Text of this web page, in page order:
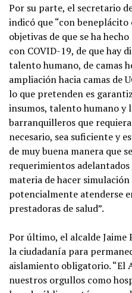
Por su parte, el secretario
indicó que “con
objetivas de que se ha
con COVID-19, de que hay
talento humano, de camas
ampliación hacia camas de
lo que pretenden es
insumos, talento humano y
barranquilleros que
necesario, sea suficiente y
de muy buena manera que
requerimientos
materia de hacer simulación
potencialmente atenderse
prestadoras de salud”.
Por último, el alcalde Jaime
la ciudadanía para
aislamiento obligatorio. “El
nuestros orgullos como